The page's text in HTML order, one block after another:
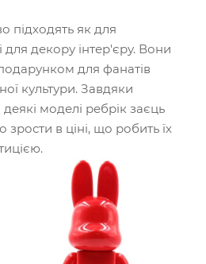
підходять як для
для декору інтер'єру. Вони
для фанатів
культури. Завдяки
моделі ребрік заєць
в ціні, що робить їх